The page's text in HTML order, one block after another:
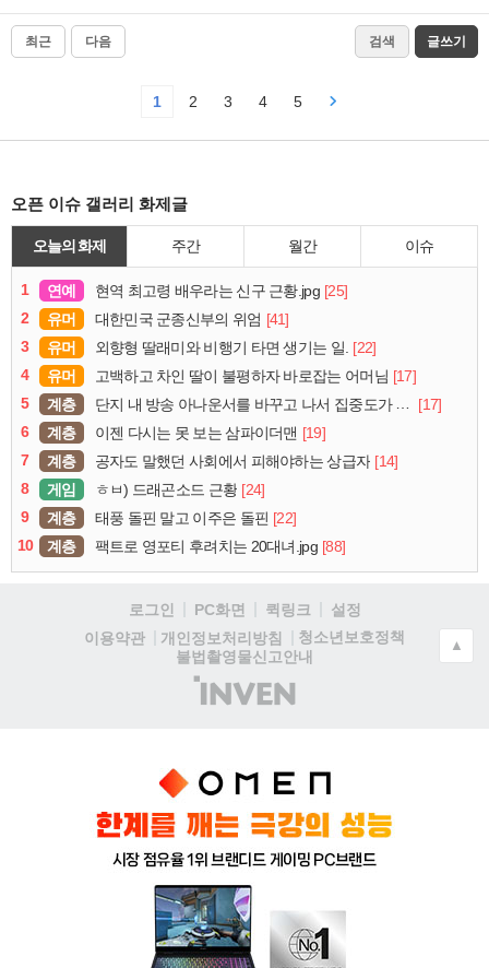
최근 다음 검색 글쓰기
1 2 3 4 5
오픈 이슈 갤러리 화제글
오늘의 화제 주간 월간 이슈
1 연예 현역 최고령 배우라는 신구 근황.jpg [25]
2
유머 대한민국 군종신부의 위엄 [41]
3
유머 외향형 딸래미와 비행기 타면 생기는 일. [22]
4
유머 고백하고 차인 딸이 불평하자 바로잡는 어머님 [17]
5
계층 단지 내 방송 아나운서를 바꾸고 나서 집중도가 확 올라갔다는 한 아파트의 안내방송
[17]
6
계층 이젠 다시는 못 보는 삼파이더맨 [19]
7
계층 공자도 말했던 사회에서 피해야하는 상급자 [14]
8
게임 ㅎㅂ) 드래곤소드 근황 [24]
9
계층 태풍 돌핀 말고 이주은 돌핀 [22]
10
계층 팩트로 영포티 후려치는 20대녀.jpg [88]
로그인 PC화면 퀵링크
설정
이용약관
개인정보처리방침
청소년보호정책
불법촬영물신고안내
(주)
인
▲